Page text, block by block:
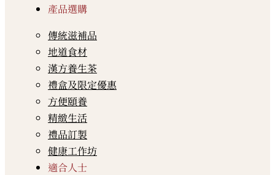
產品選購
傳統滋補品
地道食材
漢方養生茶
禮盒及限定優惠
方便頤養
精緻生活
禮品訂製
健康工作坊
適合人士